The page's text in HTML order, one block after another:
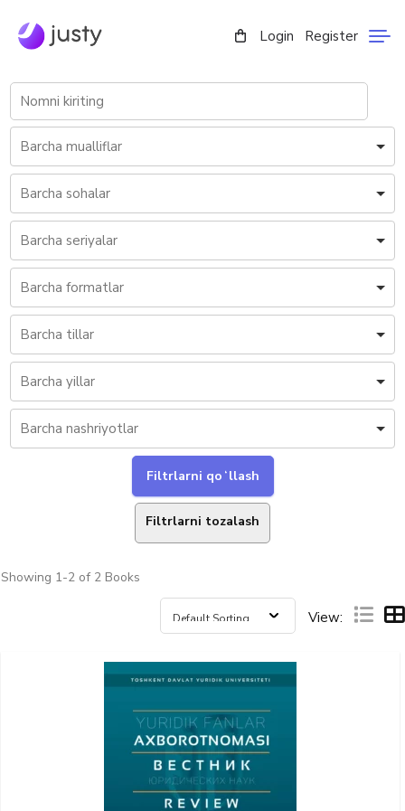
Login Register
Filtrlarni tozalash
Showing 1-2 of 2 Books
View: